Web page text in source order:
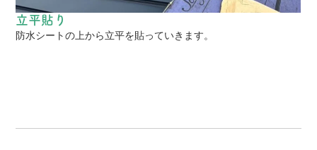
立平貼り
防水シートの上から立平を貼っていきます。